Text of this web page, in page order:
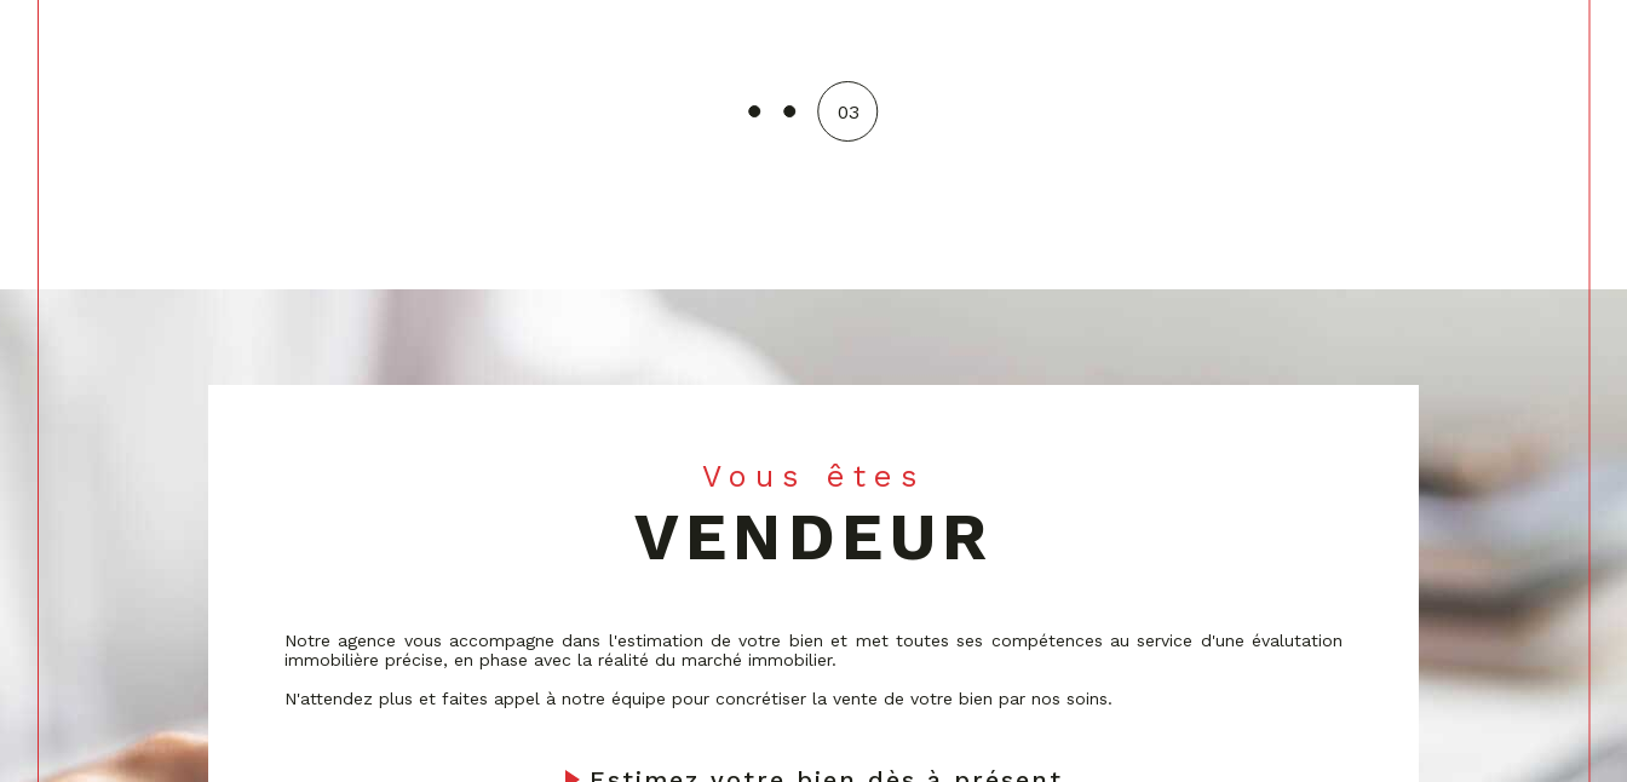
01
Vous êtes
VENDEUR
Notre agence vous accompagne dans l'estimation de votre bien et met toutes ses compétences au service d'une évalutation
immobilière précise, en phase avec la réalité du marché immobilier.
N'attendez plus et faites appel à notre équipe pour concrétiser la vente de votre bien par nos soins.
Estimez votre bien dès à présent